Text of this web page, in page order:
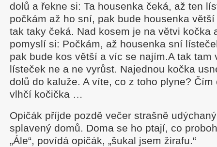
dolů a řekne si: Ta housenka čeká, až ten
počkám až ho sní, pak bude housenka
tak taky čeká. Nad kosem je na větvi kočka
pomyslí si: Počkám, až housenka sní
pak bude kos větší a víc se najím.A tak tam
lísteček ne a ne vyrůst. Najednou kočka
dolů do kaluže. A víte, co z toho plyne?
vlhčí kočička …
Opičák příjde pozdě večer strašně
splavený domů. Doma se ho ptají, co
„Ále“, povídá opičák, „šukal jsem žirafu.“